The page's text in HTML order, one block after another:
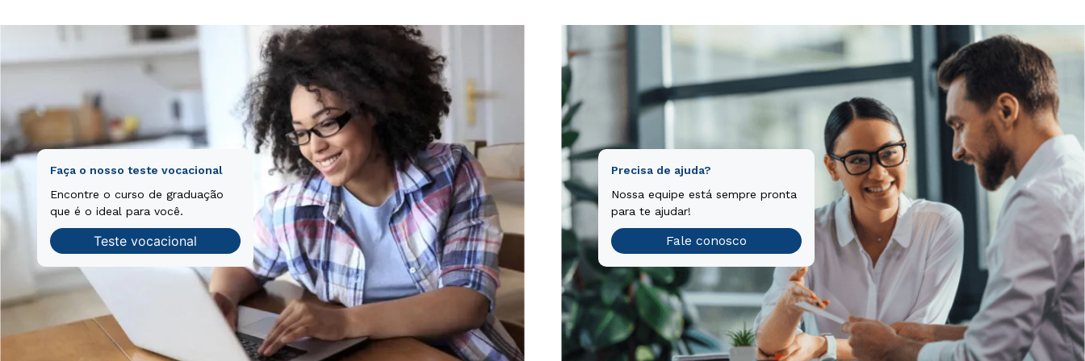
Faça o nosso teste vocacional
Encontre o curso de graduação
que é o ideal para você.
Teste vocacional
Precisa de ajuda?
Nossa equipe está sempre pronta
para te ajudar!
Fale conosco